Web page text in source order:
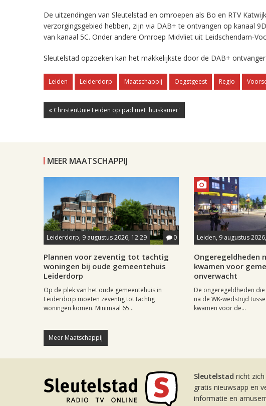
De uitzendingen van Sleutelstad en omroepen als Bo en RTV
verzorgingsgebied hebben, zijn via DAB+ te ontvangen op kanaal
van kanaal 5C. Onder andere Omroep Midvliet uit Leidschendam-
Sleutelstad opzoeken kan het makkelijkste door de DAB+
Leiden Leiderdorp Maatschappij Oegstgeest Regio
« ChristenUnie Leiden op pad met 'huiskamer'
MEER MAATSCHAPPIJ
Leiderdorp, 9 augustus 2026, 12:29 0
Plannen voor zeventig tot tachtig
woningen bij oude gemeentehuis
Leiderdorp
Op de plek van het oude gemeentehuis in
Leiderdorp moeten zeventig tot tachtig
woningen komen. Minimaal 65...
Leiden, 9 augustus
Ongeregeldheden
kwamen voor
onverwacht
De ongeregeldheden
na de WK-wedstrijd
kwamen voor de...
Meer Maatschappij
Sleutelstad richt
gratis nieuwsapp en
informatie en